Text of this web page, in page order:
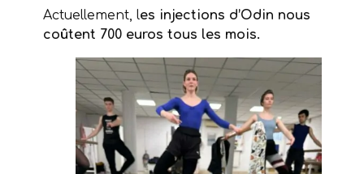
Actuellement, les injections d’Odin nous
coûtent 700 euros tous les mois.